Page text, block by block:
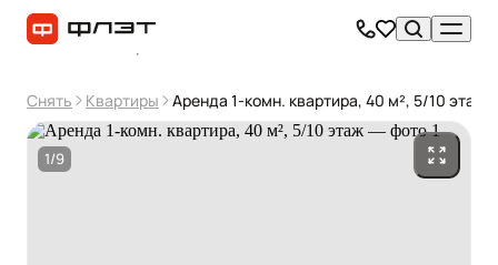
Снять Квартиры Аренда 1-комн. квартира, 40 м², 5/10 этаж
1/9